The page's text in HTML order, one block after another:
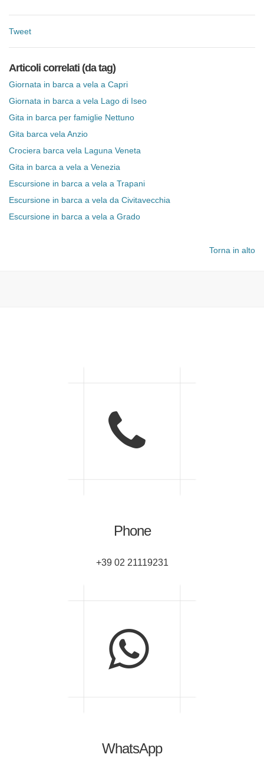
Tweet
Articoli correlati (da tag)
Giornata in barca a vela a Capri
Giornata in barca a vela Lago di Iseo
Gita in barca per famiglie Nettuno
Gita barca vela Anzio
Crociera barca vela Laguna Veneta
Gita in barca a vela a Venezia
Escursione in barca a vela a Trapani
Escursione in barca a vela da Civitavecchia
Escursione in barca a vela a Grado
Torna in alto
Phone
+39 02 21119231
WhatsApp